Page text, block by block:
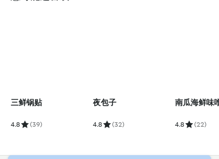
三鲜锅贴
4.8 (39)
夜包子
4.8 (32)
南瓜海鲜味
4.8 (22)